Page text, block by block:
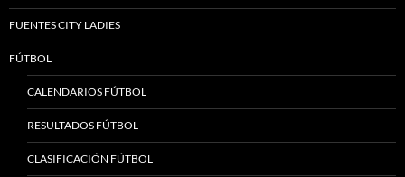
FUENTES CITY LADIES
FÚTBOL
CALENDARIOS FÚTBOL
RESULTADOS FÚTBOL
CLASIFICACIÓN FÚTBOL